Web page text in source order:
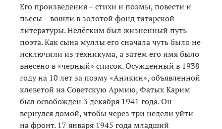
Его произведения – стихи и поэмы, повести и
пьесы – вошли в золотой фонд татарской
литературы. Нелёгким был жизненный путь
поэта. Как сына муллы его сначала чуть было не
исключили из техникума, а затем его имя было
внесено в «черный» список. Осужденный в 1938
году на 10 лет за поэму «Аникин», объявленной
клеветой на Советскую Армию, Фатых Карим
был освобожден 3 декабря 1941 года. Он
вернулся домой, чтобы через три недели уйти
на фронт. 17 января 1945 года младший